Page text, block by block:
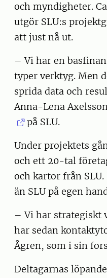
och myndigheter.
utgör SLU:s
att just nå ut.
– Vi har en
typer verktyg. Men
sprida data och
Anna-Lena
på SLU.
Under projektets
och ett 20-tal
och kartor från
än SLU på egen
– Vi har strategiskt
har sedan
Ågren, som i sin
Deltagarnas